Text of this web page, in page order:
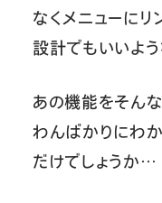
なくメニューにリ
設計でもいいよう
あの機能をそん
わんばかりにわ
だけでしょうか…